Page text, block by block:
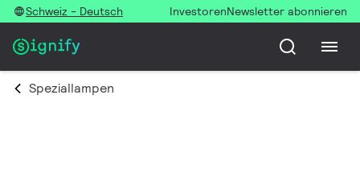
Schweiz - Deutsch InvestorenNewsletter abonnieren
Speziallampen